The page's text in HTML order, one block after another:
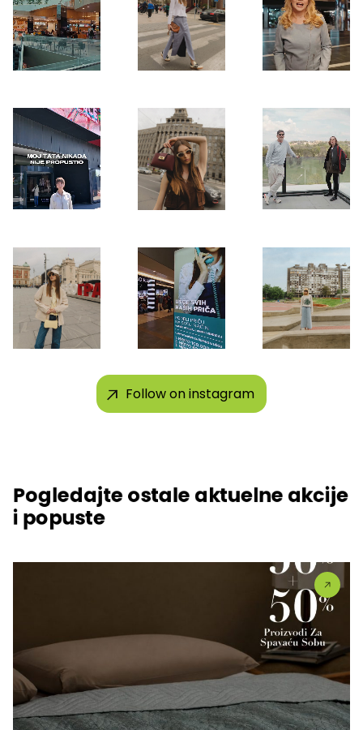
Follow on instagram
Pogledajte ostale aktuelne akcije
i popuste